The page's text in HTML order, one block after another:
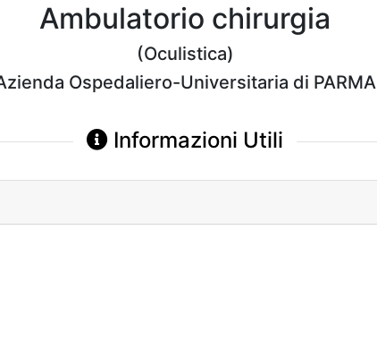
Ambulatorio chirurgia
(Oculistica)
Ospedaliero-Universitaria di PARMA
Informazioni Utili